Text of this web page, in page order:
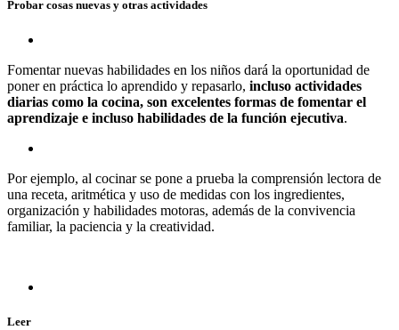
Probar cosas nuevas y otras actividades
Fomentar nuevas habilidades en los niños dará la oportunidad de
poner en práctica lo aprendido y repasarlo, incluso actividades
diarias como la cocina, son excelentes formas de fomentar el
aprendizaje e incluso habilidades de la función ejecutiva.
Por ejemplo, al cocinar se pone a prueba la comprensión lectora de
una receta, aritmética y uso de medidas con los ingredientes,
organización y habilidades motoras, además de la convivencia
familiar, la paciencia y la creatividad.
Leer